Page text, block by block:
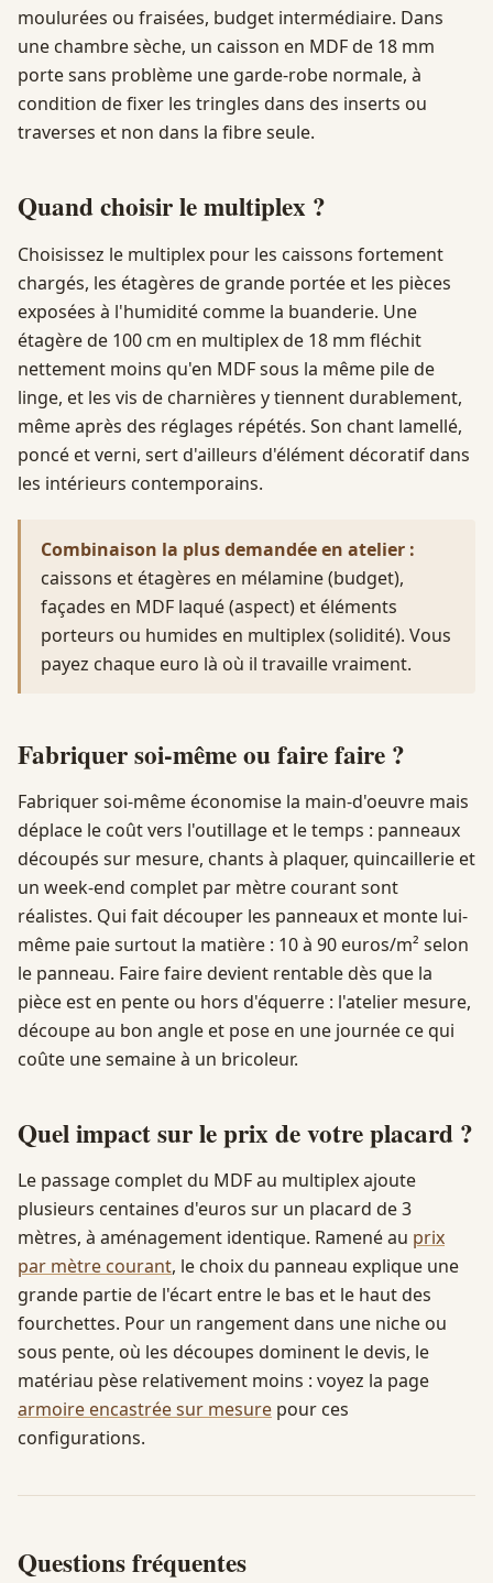
moulurées ou fraisées, budget intermédiaire. Dans
une chambre sèche, un caisson en MDF de 18 mm
porte sans problème une garde-robe normale, à
condition de fixer les tringles dans des inserts ou
traverses et non dans la fibre seule.
Quand choisir le multiplex ?
Choisissez le multiplex pour les caissons fortement
chargés, les étagères de grande portée et les pièces
exposées à l'humidité comme la buanderie. Une
étagère de 100 cm en multiplex de 18 mm fléchit
nettement moins qu'en MDF sous la même pile de
linge, et les vis de charnières y tiennent durablement,
même après des réglages répétés. Son chant lamellé,
poncé et verni, sert d'ailleurs d'élément décoratif dans
les intérieurs contemporains.
Combinaison la plus demandée en atelier :
caissons et étagères en mélamine (budget),
façades en MDF laqué (aspect) et éléments
porteurs ou humides en multiplex (solidité). Vous
payez chaque euro là où il travaille vraiment.
Fabriquer soi-même ou faire faire ?
Fabriquer soi-même économise la main-d'oeuvre mais
déplace le coût vers l'outillage et le temps : panneaux
découpés sur mesure, chants à plaquer, quincaillerie et
un week-end complet par mètre courant sont
réalistes. Qui fait découper les panneaux et monte lui-
même paie surtout la matière : 10 à 90 euros/m² selon
le panneau. Faire faire devient rentable dès que la
pièce est en pente ou hors d'équerre : l'atelier mesure,
découpe au bon angle et pose en une journée ce qui
coûte une semaine à un bricoleur.
Quel impact sur le prix de votre placard ?
Le passage complet du MDF au multiplex ajoute
plusieurs centaines d'euros sur un placard de 3
mètres, à aménagement identique. Ramené au prix
par mètre courant, le choix du panneau explique une
grande partie de l'écart entre le bas et le haut des
fourchettes. Pour un rangement dans une niche ou
sous pente, où les découpes dominent le devis, le
matériau pèse relativement moins : voyez la page
armoire encastrée sur mesure pour ces
configurations.
Questions fréquentes